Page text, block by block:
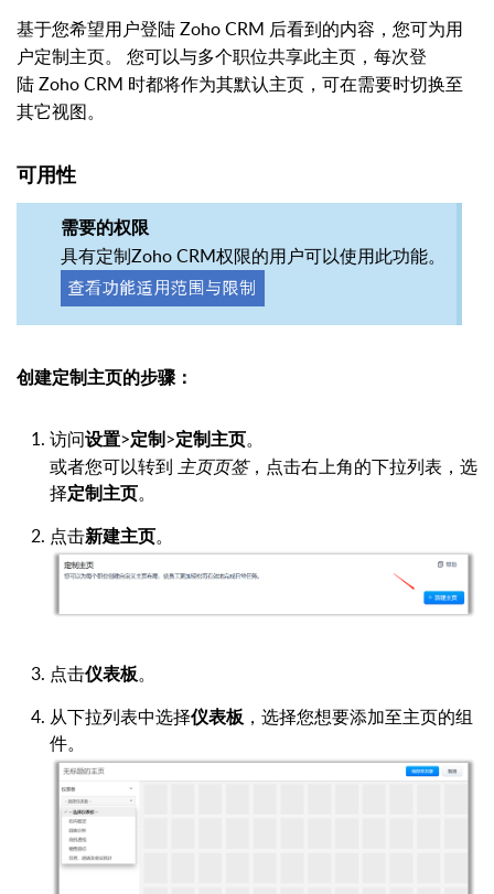
基于您希望用户登陆 Zoho CRM 后看到的内容，您可为用
户定制主页。 您可以与多个职位共享此主页，每次登
陆Zoho CRM 时都将作为其默认主页，可在需要时切换至
其它视图。
可用性
需要的权限
具有定制Zoho CRM权限的用户可以使用此功能。
创建定制主页的步骤：
访问设置>定制 >定制主页。
或者您可以转到 主页页签，点击右上角的下拉列表，选
择定制主页。
点击新建主页。
点击仪表板。
从下拉列表中选择仪表板 ，选择您想要添加至主页的组
件。